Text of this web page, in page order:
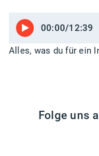
00:00/12:39
Alles, was du für ein
Folge uns